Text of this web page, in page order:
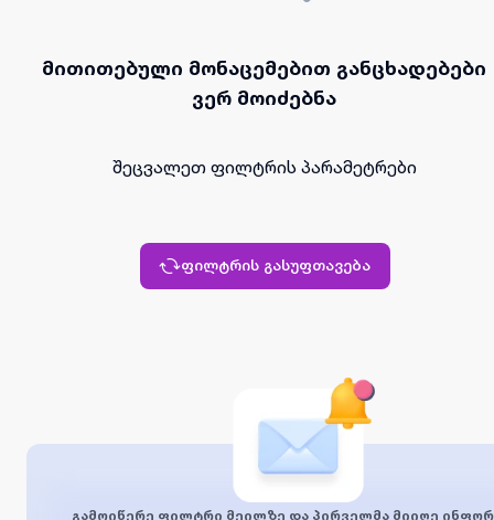
მითითებული მონაცემებით განცხადებები
ვერ მოიძებნა
შეცვალეთ ფილტრის პარამეტრები
ფილტრის გასუფთავება
გამოიწერე ფილტრი მეილზე და პირველმა მიიღე